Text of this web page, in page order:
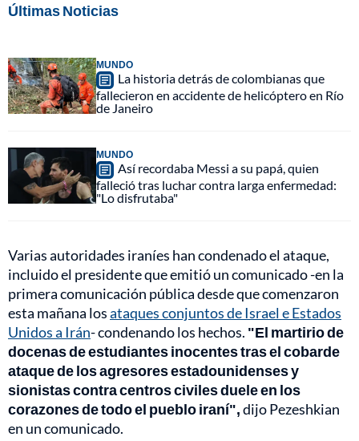
Últimas Noticias
MUNDO
La historia detrás de colombianas que
fallecieron en accidente de helicóptero en Río
de Janeiro
MUNDO
Así recordaba Messi a su papá, quien
falleció tras luchar contra larga enfermedad:
"Lo disfrutaba"
Varias autoridades iraníes han condenado el ataque,
incluido el presidente que emitió un comunicado -en la
primera comunicación pública desde que comenzaron
esta mañana losataques conjuntos de Israel e Estados
Unidos a Irán- condenando los hechos. "El martirio de
docenas de estudiantes inocentes tras el cobarde
ataque de los agresores estadounidenses y
sionistas contra centros civiles duele en los
corazones de todo el pueblo iraní",dijo Pezeshkian
en un comunicado.